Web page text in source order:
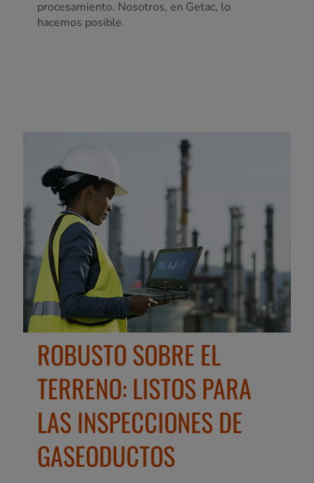
procesamiento. Nosotros, en Getac, lo
hacemos posible.
ROBUSTO SOBRE EL
TERRENO: LISTOS PARA
LAS INSPECCIONES DE
GASEODUCTOS